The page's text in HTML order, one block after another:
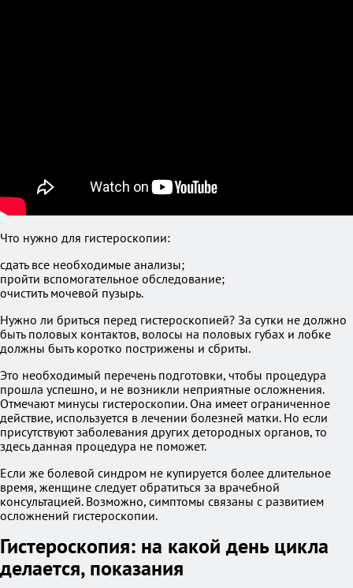
Что нужно для гистероскопии:
сдать все необходимые анализы;
пройти вспомогательное обследование;
очистить мочевой пузырь.
Нужно ли бриться перед гистероскопией? За сутки не должно
быть половых контактов, волосы на половых губах и лобке
должны быть коротко пострижены и сбриты.
Это необходимый перечень подготовки, чтобы процедура
прошла успешно, и не возникли неприятные осложнения.
Отмечают минусы гистероскопии. Она имеет ограниченное
действие, используется в лечении болезней матки. Но если
присутствуют заболевания других детородных органов, то
здесь данная процедура не поможет.
Если же болевой синдром не купируется более длительное
время, женщине следует обратиться за врачебной
консультацией. Возможно, симптомы связаны с развитием
осложнений гистероскопии.
Гистероскопия: на какой день цикла
делается, показания